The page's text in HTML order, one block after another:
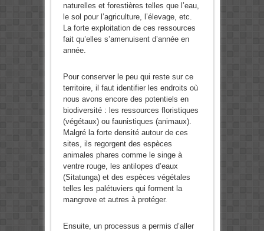
naturelles et forestières telles que l’eau,
le sol pour l’agriculture, l’élevage, etc.
La forte exploitation de ces ressources
fait qu’elles s’amenuisent d’année en
année.
Pour conserver le peu qui reste sur ce
territoire, il faut identifier les endroits où
nous avons encore des potentiels en
biodiversité : les ressources floristiques
(végétaux) ou faunistiques (animaux).
Malgré la forte densité autour de ces
sites, ils regorgent des espèces
animales phares comme le singe à
ventre rouge, les antilopes d’eaux
(Sitatunga) et des espèces végétales
telles les palétuviers qui forment la
mangrove et autres à protéger.
Ensuite, un processus a permis d’aller